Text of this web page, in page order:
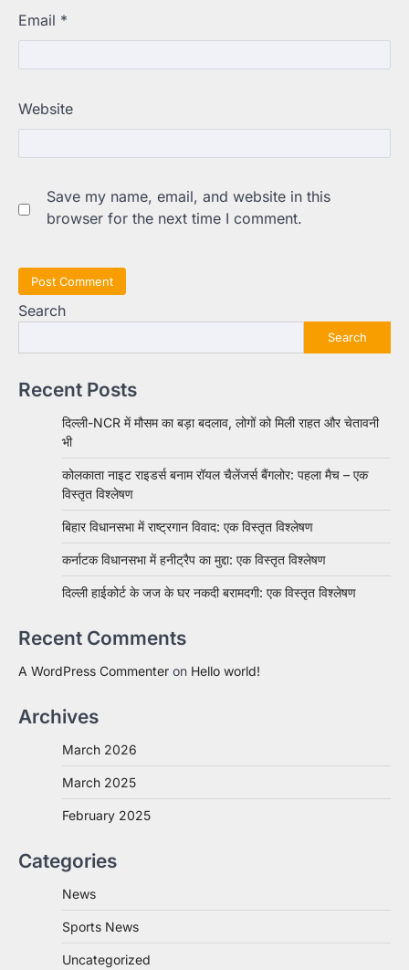
Email *
Website
Save my name, email, and website in this
browser for the next time I comment.
Search
Search
Recent Posts
दिल्ली-NCR में मौसम का बड़ा बदलाव, लोगों को मिली राहत और चेतावनी
भी
कोलकाता नाइट राइडर्स बनाम रॉयल चैलेंजर्स बैंगलोर: पहला मैच – एक
विस्तृत विश्लेषण
बिहार विधानसभा में राष्ट्रगान विवाद: एक विस्तृत विश्लेषण
कर्नाटक विधानसभा में हनीट्रैप का मुद्दा: एक विस्तृत विश्लेषण
दिल्ली हाईकोर्ट के जज के घर नकदी बरामदगी: एक विस्तृत विश्लेषण
Recent Comments
A WordPress Commenter on Hello world!
Archives
March 2026
March 2025
February 2025
Categories
News
Sports News
Uncategorized